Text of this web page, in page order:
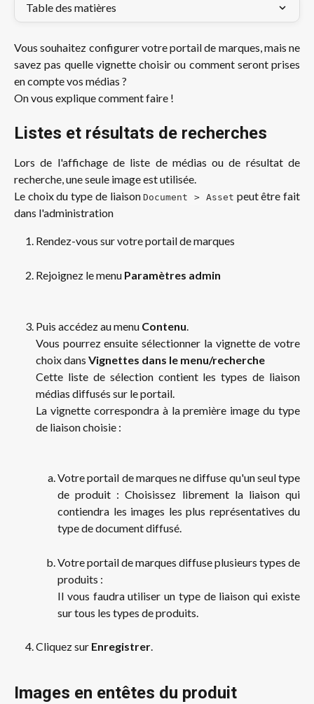
Table des matières
Vous souhaitez configurer votre portail de marques, mais ne
savez pas quelle vignette choisir ou comment seront prises
en compte vos médias ?
On vous explique comment faire !
Listes et résultats de recherches
Lors de l'affichage de liste de médias ou de résultat de
recherche, une seule image est utilisée.
Le choix du type de liaisonDocument > Asset peut être fait
dans l'administration
Rendez-vous sur votre portail de marques
Rejoignez le menu Paramètres admin
Puis accédez au menu Contenu.
Vous pourrez ensuite sélectionner la vignette de votre
choix dans Vignettes dans le menu/recherche
Cette liste de sélection contient les types de liaison
médias diffusés sur le portail.
La vignette correspondra à la première image du type
de liaison choisie :
Votre portail de marques ne diffuse qu'un seul type
de produit : Choisissez librement la liaison qui
contiendra les images les plus représentatives du
type de document diffusé.
Votre portail de marques diffuse plusieurs types de
produits :
Il vous faudra utiliser un type de liaison qui existe
sur tous les types de produits.
Cliquez sur Enregistrer.
Images en entêtes du produit